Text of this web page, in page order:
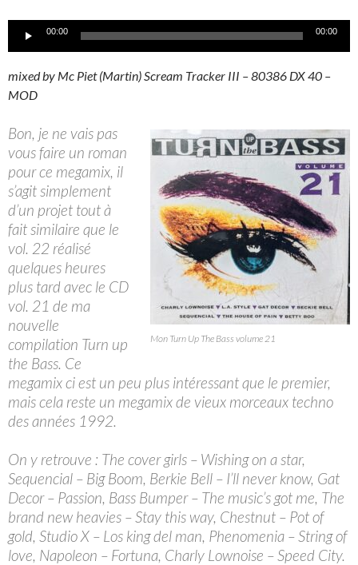
Lecteur00:00 00:00
mixed by Mc Piet (Martin) Scream Tracker III – 80386 DX 40 –
MOD
Mon Turn Up The Bass volume 21
Bon, je ne vais pas
vous faire un roman
pour ce megamix, il
s’agit simplement
d’un projet tout à
fait similaire que le
vol. 22 réalisé
quelques heures
plus tard avec le CD
vol. 21 de ma
nouvelle
compilation Turn up
the Bass. Ce
megamix ci est un peu plus intéressant que le premier,
mais cela reste un megamix de vieux morceaux techno
des années 1992.
On y retrouve : The cover girls – Wishing on a star,
Sequencial – Big Boom, Berkie Bell – I’ll never know, Gat
Decor – Passion, Bass Bumper – The music’s got me, The
brand new heavies – Stay this way, Chestnut – Pot of
gold, Studio X – Los king del man, Phenomenia – String of
love, Napoleon – Fortuna, Charly Lownoise – Speed City.